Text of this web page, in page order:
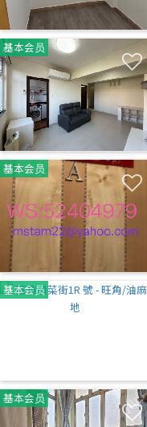
基本会员
基本会员
基本会员
基本会员